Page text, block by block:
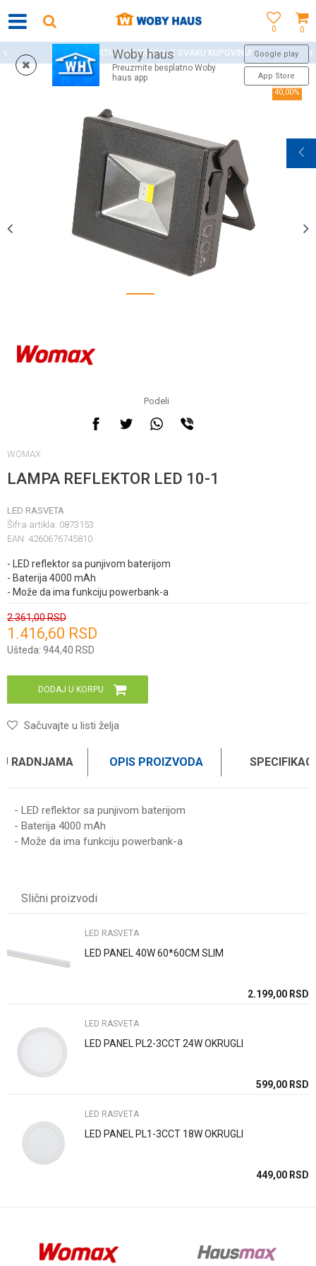
0
0
Woby haus
Preuzmite besplatno Woby
haus app
Google play
App Store
WOBY KARTICA NAGRAĐUJE SVAKU KUPOVINU!
1
40,00%
Podeli
WOMAX
LAMPA REFLEKTOR LED 10-1
LED RASVETA
Šifra artikla: 0873153
EAN: 4260676745810
- LED reflektor sa punjivom baterijom
- Baterija 4000 mAh
- Može da ima funkciju powerbank-a
2.361,00RSD
1.416,60 RSD
Ušteda: 944,40 RSD
Unesi količinu
DODAJ U KORPU
Sačuvajte u listi želja
RADNJAMA OPIS PROIZVODA
- LED reflektor sa punjivom baterijom
- Baterija 4000 mAh
- Može da ima funkciju powerbank-a
Poruka
Anti-spam zaštita - izračunajte koliko je 4 + 1 :
POŠALJI
Slični proizvodi
LED RASVETA
LED PANEL 40W 60*60CM SLIM
2.199,00 RSD
LED RASVETA
LED PANEL PL2-3CCT 24W OKRUGLI
599,00 RSD
LED RASVETA
LED PANEL PL1-3CCT 18W OKRUGLI
449,00 RSD